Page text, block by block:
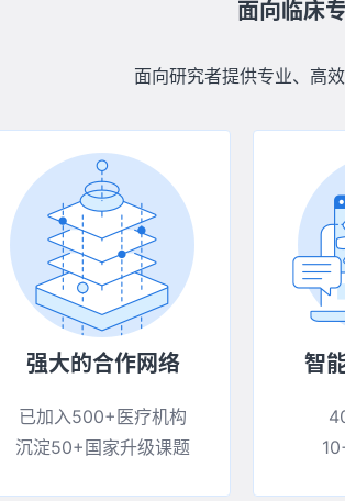
面向临床
面向研究者提供专业、高
强大的合作网络
已加入500+医疗机构
沉淀50+国家升级课题
智